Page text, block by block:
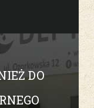
DO